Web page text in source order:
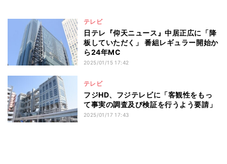
テレビ
日テレ『仰天ニュース』中居正広に「降
板していただく」 番組レギュラー開始か
ら24年MC
2025/01/15 17:42
テレビ
フジHD、フジテレビに「客観性をもっ
て事実の調査及び検証を行うよう要請」
2025/01/17 17:43